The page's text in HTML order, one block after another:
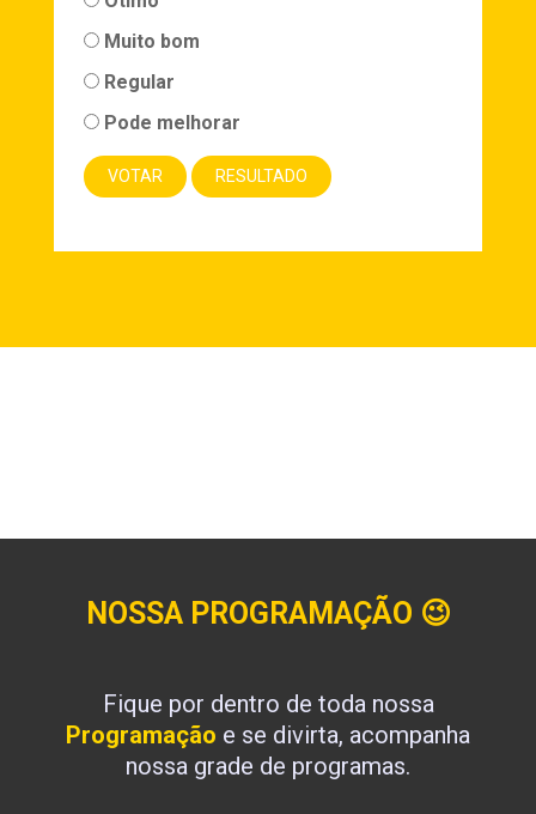
Muito bom
Regular
Pode melhorar
NOSSA PROGRAMAÇÃO 😉
Fique por dentro de toda nossa
Programação e se divirta, acompanha
nossa grade de programas.